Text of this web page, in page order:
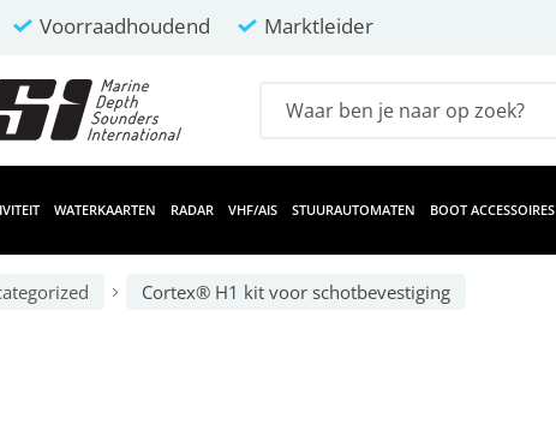
Voorraadhoudend Marktleider
WATERKAARTEN RADAR VHF/AIS STUURAUTOMATEN BOOT ACCESSOIRES
Cortex® H1 kit voor schotbevestiging